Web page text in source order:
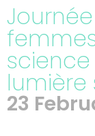
science
lumière
23